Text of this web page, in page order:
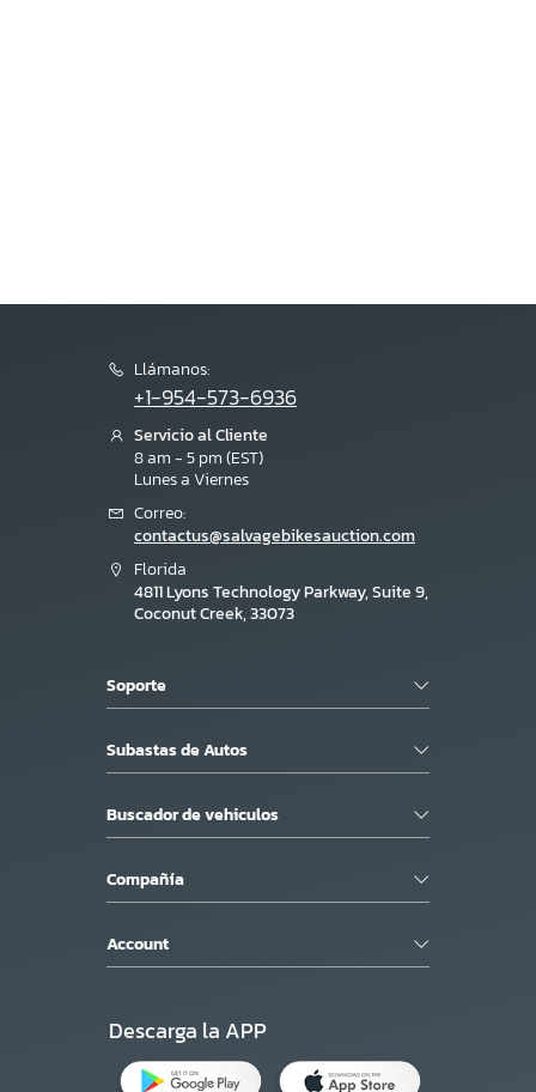
Llámanos:
+1-954-573-6936
Servicio al Cliente
8 am - 5 pm (EST)
Lunes a Viernes
Correo:
contactus@salvagebikesauction.com
Florida
4811 Lyons Technology Parkway, Suite 9,
Coconut Creek, 33073
Soporte
Subastas de Autos
Buscador de vehiculos
Compañía
Account
Descarga la APP